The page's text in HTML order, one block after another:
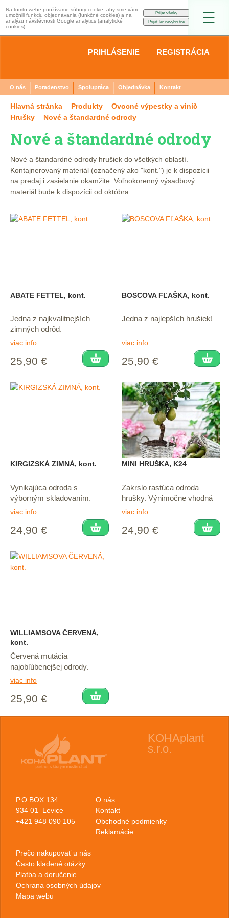
Na tomto webe používame súbory cookie, aby sme vám
umožnili funkciu objednávania (funkčné cookies) a na
analýzu návštěvnosti Google analytics (analytické
cookies).
☰
O nás Poradenstvo Spolupráca Objednávka Kontakt
PRIHLÁSENIE REGISTRÁCIA
Hlavná stránka Produkty
Ovocné výpestky a vinič
Hrušky
Nové a štandardné odrody
Nové a štandardné odrody
Nové a štandardné odrody hrušiek do všetkých oblastí.
Kontajnerovaný materiál (označený ako "kont.") je k dispozícii
na predaj i zasielanie okamžite. Voľnokorenný výsadbový
materiál bude k dispozícii od októbra.
ABATE FETTEL, kont.
Jedna z najkvalitnejších
zimných odrôd.
viac info
25,90 €
BOSCOVA FĽAŠKA, kont.
Jedna z najlepších hrušiek!
viac info
25,90 €
KIRGIZSKÁ ZIMNÁ, kont.
Vynikajúca odroda s
výborným skladovaním.
viac info
24,90 €
MINI HRUŠKA, K24
Zakrslo rastúca odroda
hrušky. Výnimočne vhodná
i do nádob.
viac info
24,90 €
WILLIAMSOVA ČERVENÁ,
kont.
Červená mutácia
najobľúbenejšej odrody.
viac info
25,90 €
KOHAplant
s.r.o.
P.O.BOX 134
934 01 Levice
+421 948 090 105
O nás
Kontakt
Obchodné podmienky
Reklamácie
Prečo nakupovať u nás
Často kladené otázky
Platba a doručenie
Ochrana osobných údajov
Mapa webu